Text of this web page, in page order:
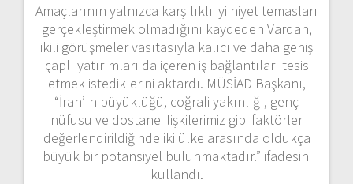
Amaçlarının yalnızca karşılıklı iyi niyet temasları
gerçekleştirmek olmadığını kaydeden Vardan,
ikili görüşmeler vasıtasıyla kalıcı ve daha geniş
çaplı yatırımları da içeren iş bağlantıları tesis
etmek istediklerini aktardı. MÜSİAD Başkanı,
“İran’ın büyüklüğü, coğrafi yakınlığı, genç
nüfusu ve dostane ilişkilerimiz gibi faktörler
değerlendirildiğinde iki ülke arasında oldukça
büyük bir potansiyel bulunmaktadır.” ifadesini
kullandı.